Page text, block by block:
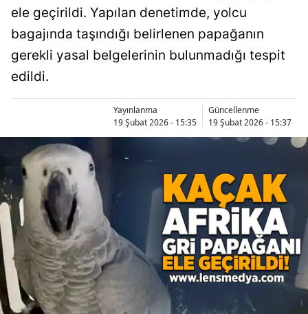
ele geçirildi. Yapılan denetimde, yolcu
bagajında taşındığı belirlenen papağanın
gerekli yasal belgelerinin bulunmadığı tespit
edildi.
Yayınlanma
19 Şubat 2026 - 15:35
Güncellenme
19 Şubat 2026 - 15:37